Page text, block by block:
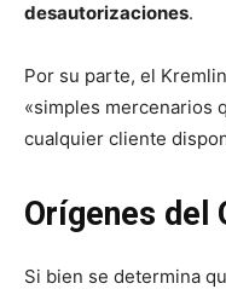
desautorizaciones.
Por su parte, el
«simples mercenarios
cualquier cliente
Orígenes del
Si bien se determina